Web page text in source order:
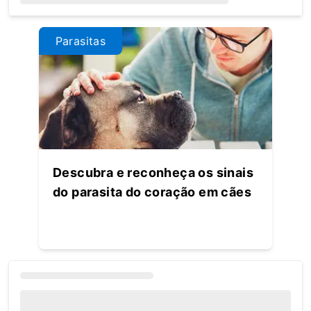
Loading...
Parasitas
Descubra e reconheça os sinais
do parasita do coração em cães